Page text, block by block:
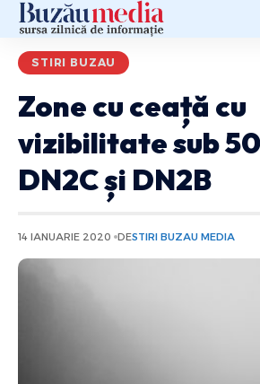
STIRI BUZAU
Zone cu ceață cu
vizibilitate sub
DN2C și DN2B
14 IANUARIE 2020 DESTIRI BUZAU MEDIA